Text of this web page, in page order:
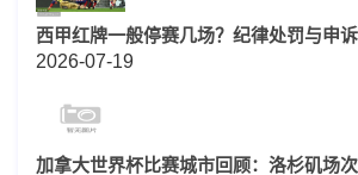
西甲红牌一般停赛几场？纪律处罚与申
2026-07-19
加拿大世界杯比赛城市回顾：洛杉矶场